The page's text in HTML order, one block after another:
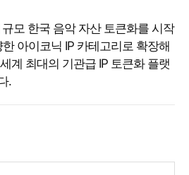
모 한국 음악 자산 토큰화를 시작
아이코닉 IP 카테고리로 확장해
계 최대의 기관급 IP 토큰화 플랫
.